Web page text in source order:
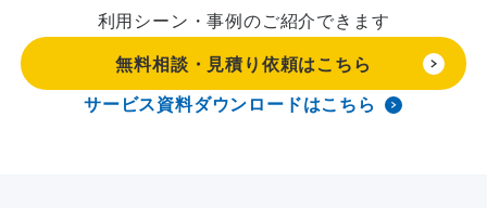
利用シーン・事例のご紹介できます
無料相談・見積り依頼はこちら
サービス資料ダウンロードはこちら